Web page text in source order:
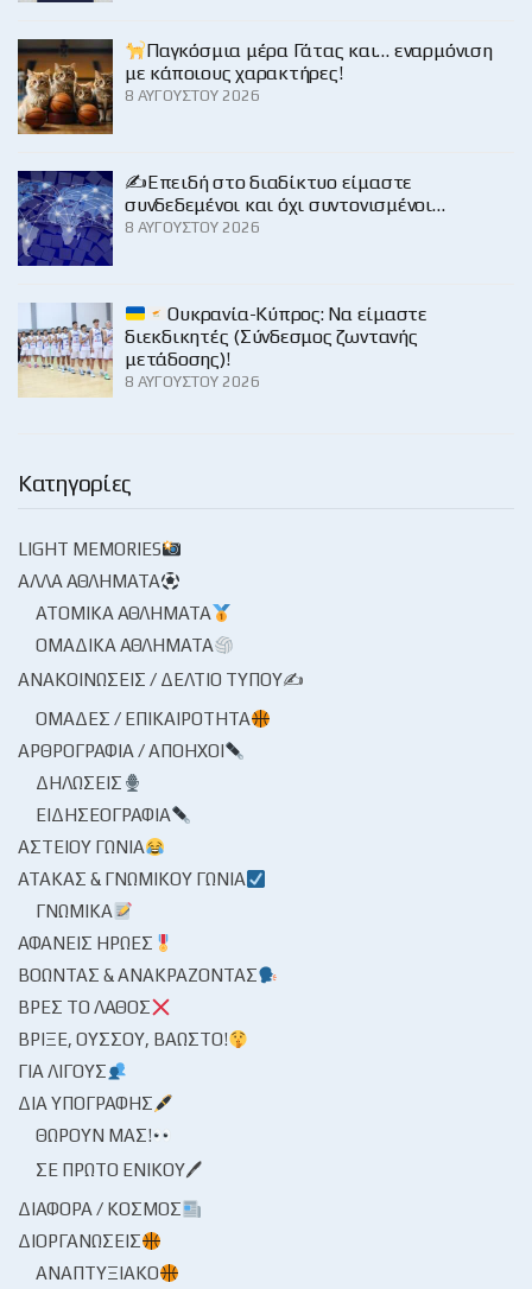
Παγκόσμια μέρα Γάτας και… εναρμόνιση
με κάποιους χαρακτήρες!
8 ΑΥΓΟΎΣΤΟΥ 2026
✍️Επειδή στο διαδίκτυο είμαστε
συνδεδεμένοι και όχι συντονισμένοι…
8 ΑΥΓΟΎΣΤΟΥ 2026
Ουκρανία-Κύπρος: Να είμαστε
διεκδικητές (Σύνδεσμος ζωντανής
μετάδοσης)!
8 ΑΥΓΟΎΣΤΟΥ 2026
Κατηγορίες
LIGHT MEMORIES
ΆΛΛΑ ΑΘΛΉΜΑΤΑ
ΑΤΟΜΙΚΆ ΑΘΛΉΜΑΤΑ
ΟΜΑΔΙΚΆ ΑΘΛΉΜΑΤΑ
ΑΝΑΚΟΙΝΏΣΕΙΣ / ΔΕΛΤΊΟ ΤΎΠΟΥ✍
ΟΜΆΔΕΣ / ΕΠΙΚΑΙΡΌΤΗΤΑ
ΑΡΘΡΟΓΡΑΦΊΑ / ΑΠΌΗΧΟΙ
ΔΗΛΏΣΕΙΣ
ΕΙΔΗΣΕΟΓΡΑΦΊΑ
ΑΣΤΕΊΟΥ ΓΩΝΊΑ
ΑΤΆΚΑΣ & ΓΝΩΜΙΚΟΎ ΓΩΝΊΑ
ΓΝΩΜΙΚΆ
ΑΦΑΝΕΊΣ ΉΡΩΕΣ
ΒΟΏΝΤΑΣ & ΑΝΑΚΡΆΖΟΝΤΑΣ
ΒΡΕΣ ΤΟ ΛΆΘΟΣ
ΒΡΊΞΕ, ΟΎΣΣΟΥ, ΒΆΩΣΤΟ!
ΓΙΑ ΛΊΓΟΥΣ
ΔΙΑ ΥΠΟΓΡΑΦΉΣ
ΘΩΡΟΎΝ ΜΑΣ!
ΣΕ ΠΡΏΤΟ ΕΝΙΚΟΎ🖊
ΔΙΆΦΟΡΑ / ΚΌΣΜΟΣ
ΔΙΟΡΓΑΝΏΣΕΙΣ
ΑΝΑΠΤΥΞΙΑΚΌ